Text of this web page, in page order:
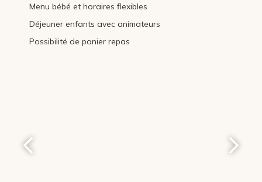
Menu bébé et horaires flexibles
Déjeuner enfants avec animateurs
Possibilité de panier repas